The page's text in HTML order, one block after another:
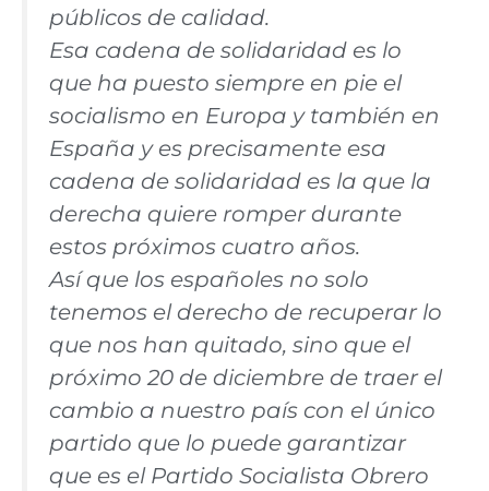
públicos de calidad.
Esa cadena de solidaridad es lo
que ha puesto siempre en pie el
socialismo en Europa y también en
España y es precisamente esa
cadena de solidaridad es la que la
derecha quiere romper durante
estos próximos cuatro años.
Así que los españoles no solo
tenemos el derecho de recuperar lo
que nos han quitado, sino que el
próximo 20 de diciembre de traer el
cambio a nuestro país con el único
partido que lo puede garantizar
que es el Partido Socialista Obrero